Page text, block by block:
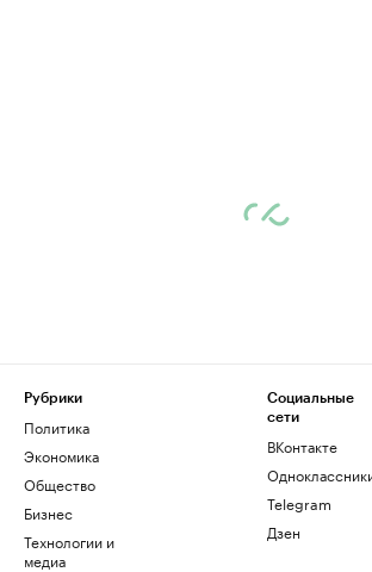
Рубрики
Политика
Экономика
Общество
Бизнес
Технологии и
медиа
Социальные
сети
ВКонтакте
Telegram
Дзен